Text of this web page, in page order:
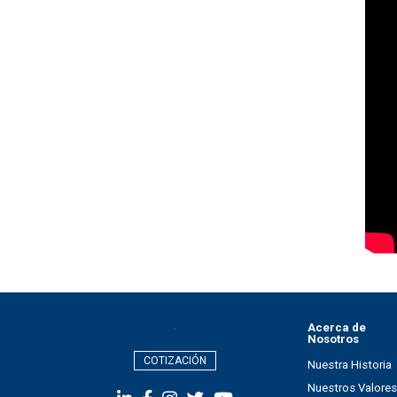
COTIZACIÓN
Acerca de
Nosotros
Nuestra Historia
Nuestros Valores